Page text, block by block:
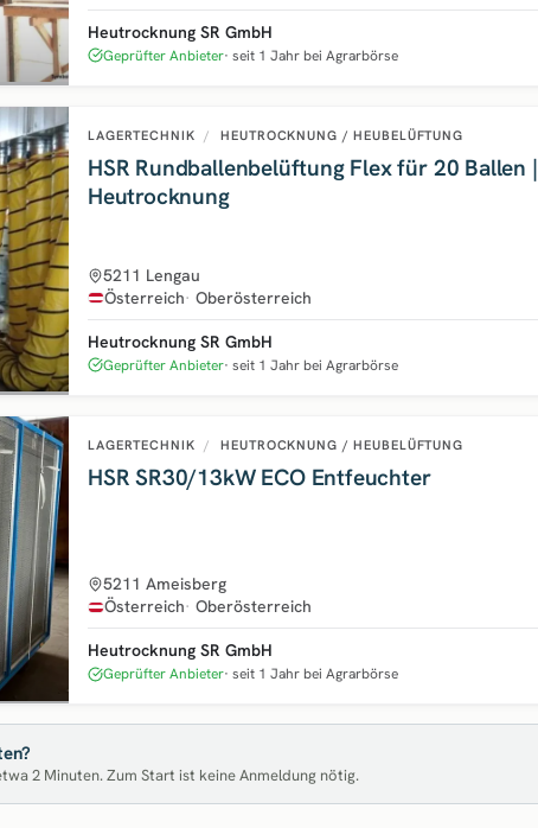
Heutrocknung SR GmbH
Geprüfter Anbieter seit 1 Jahr bei Agrarbörse
LAGERTECHNIK / HEUTROCKNUNG / HEUBELÜFTUNG
HSR Rundballenbelüftung Flex für 20 Ballen |
Heutrocknung
5211 Lengau
Österreich Oberösterreich
Heutrocknung SR GmbH
Geprüfter Anbieter seit 1 Jahr bei Agrarbörse
LAGERTECHNIK / HEUTROCKNUNG / HEUBELÜFTUNG
HSR SR30/13kW ECO Entfeuchter
5211 Ameisberg
Österreich Oberösterreich
Heutrocknung SR GmbH
Geprüfter Anbieter seit 1 Jahr bei Agrarbörse
2 Minuten. Zum Start ist keine Anmeldung nötig.